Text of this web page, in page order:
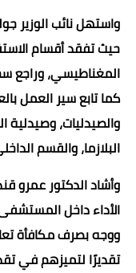
واستهل نائب الوزير
حيث تفقد أقسام
المغناطيسي، وراجع
كما تابع سير العمل
والصيدليات،
البلازما، والقسم
وأشاد الدكتور عمرو
الأداء داخل
ووجه بصرف مكافأة
تقديرًا لتميزهم في